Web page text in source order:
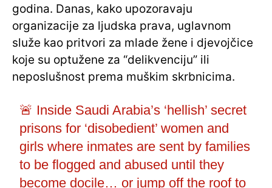
godina. Danas, kako upozoravaju
organizacije za ljudska prava, uglavnom
služe kao pritvori za mlade žene i djevojčice
koje su optužene za “delikvenciju” ili
neposlušnost prema muškim skrbnicima.
🚨 Inside Saudi Arabia’s ‘hellish’ secret
prisons for ‘disobedient’ women and
girls where inmates are sent by families
to be flogged and abused until they
become docile… or jump off the roof to